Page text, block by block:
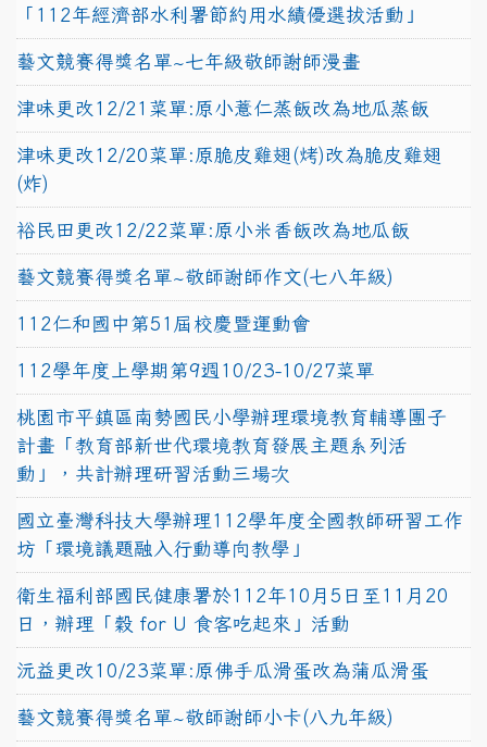
「112年經濟部水利署節約用水績優選拔活動」
藝文競賽得獎名單~七年級敬師謝師漫畫
津味更改12/21菜單:原小薏仁蒸飯改為地瓜蒸飯
津味更改12/20菜單:原脆皮雞翅(烤)改為脆皮雞翅
(炸)
裕民田更改12/22菜單:原小米香飯改為地瓜飯
藝文競賽得獎名單~敬師謝師作文(七八年級)
112仁和國中第51屆校慶暨運動會
112學年度上學期第9週10/23-10/27菜單
桃園市平鎮區南勢國民小學辦理環境教育輔導團子
計畫「教育部新世代環境教育發展主題系列活
動」，共計辦理研習活動三場次
國立臺灣科技大學辦理112學年度全國教師研習工作
坊「環境議題融入行動導向教學」
衛生福利部國民健康署於112年10月5日至11月20
日，辦理「穀 for U 食客吃起來」活動
沅益更改10/23菜單:原佛手瓜滑蛋改為蒲瓜滑蛋
藝文競賽得獎名單~敬師謝師小卡(八九年級)